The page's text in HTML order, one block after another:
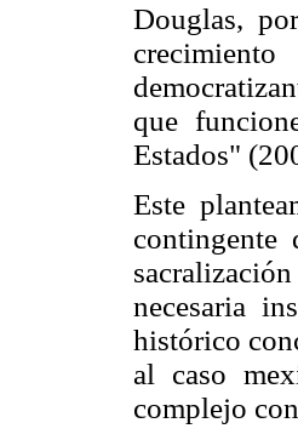
Douglas,
que
Estados"
Este
necesaria
histórico
al caso
complejo